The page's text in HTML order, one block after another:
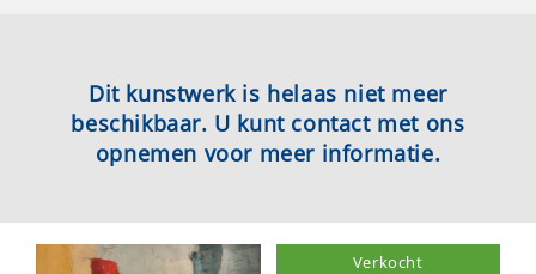
Dit kunstwerk is helaas niet meer
beschikbaar. U kunt contact met ons
opnemen voor meer informatie.
Verkocht